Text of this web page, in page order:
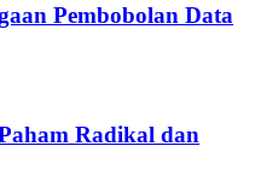
Pembobolan Data
Radikal dan